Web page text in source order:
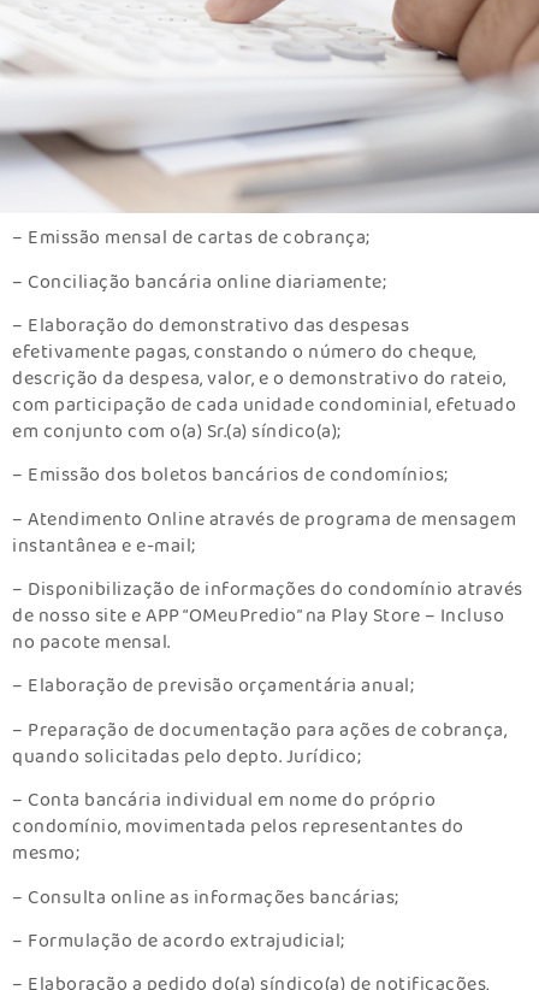
– Emissão mensal de cartas de cobrança;
– Conciliação bancária online diariamente;
– Elaboração do demonstrativo das despesas
efetivamente pagas, constando o número do cheque,
descrição da despesa, valor, e o demonstrativo do rateio,
com participação de cada unidade condominial, efetuado
em conjunto com o(a) Sr.(a) síndico(a);
– Emissão dos boletos bancários de condomínios;
– Atendimento Online através de programa de mensagem
instantânea e e-mail;
– Disponibilização de informações do condomínio através
de nosso site e APP “OMeuPredio” na Play Store – Incluso
no pacote mensal.
– Elaboração de previsão orçamentária anual;
– Preparação de documentação para ações de cobrança,
quando solicitadas pelo depto. Jurídico;
– Conta bancária individual em nome do próprio
condomínio, movimentada pelos representantes do
mesmo;
– Consulta online as informações bancárias;
– Formulação de acordo extrajudicial;